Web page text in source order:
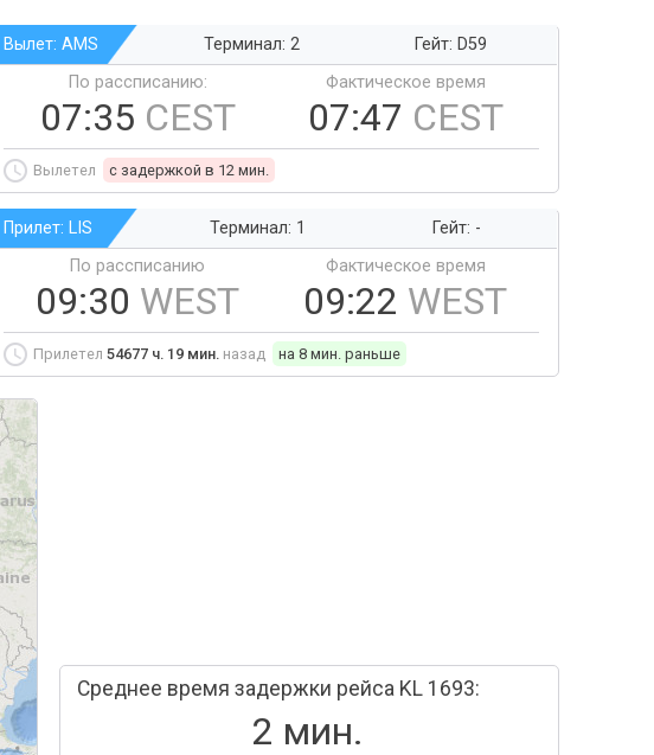
Вылет: AMS Терминал: 2
Гейт: D59
По рассписанию:
07:35 CEST
Фактическое время
07:47 CEST
Вылетел c задержкой в 12 мин.
Прилет: LIS Терминал: 1
Гейт: -
По рассписанию
09:30 WEST
Фактическое время
09:22 WEST
Прилетел 54677 ч. 19 мин. назад на 8 мин. раньше
Среднее время задержки рейса KL 1693:
2 мин.